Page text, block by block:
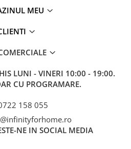
MEU
LUNI - VINERI 10:00 - 19:00.
CU PROGRAMARE.
158 055
NE IN SOCIAL MEDIA